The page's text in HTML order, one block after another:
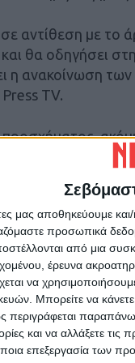
μας αποθηκεύουμε
προσωπικά
από μια
έρευνα
να
Μπορείτε να κάνετε
περιγράφεται
και να αλλάξετε τις
επεξεργασία των
αντίθεση με το
θα οδηγήσει
η ανακοίνωση
TV.
υπογραμμίζεται
Διοίκηση
Διοίκησης των
Διοικητή.
απάντηση στην
η ευκαιρία να